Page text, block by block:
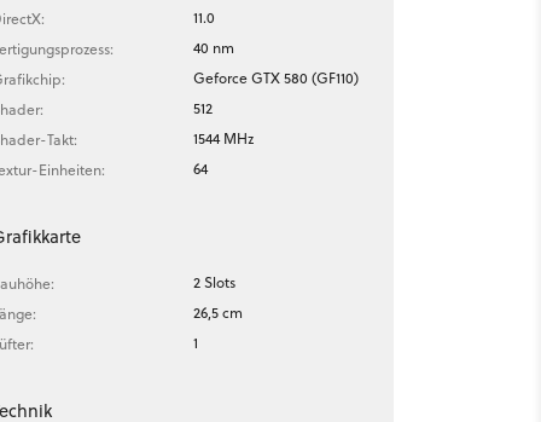
11.0
40 nm
Geforce GTX 580 (GF110)
512
Takt:
1544 MHz
Einheiten:
64
2 Slots
26,5 cm
1